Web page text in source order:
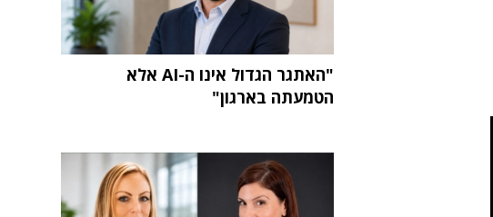
"האתגר הגדול אינו ה-AI אלא
הטמעתה בארגון"